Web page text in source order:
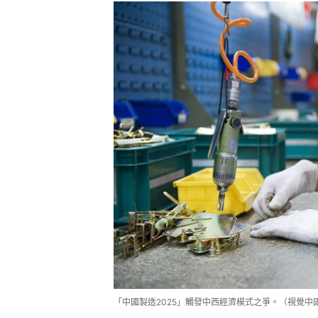
「中國製造2025」觸發中西經濟模式之爭。（視覺中